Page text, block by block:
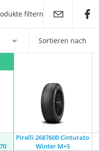
filtern
Sortieren nach
Pirelli 2687600 Cinturato
Winter M+S